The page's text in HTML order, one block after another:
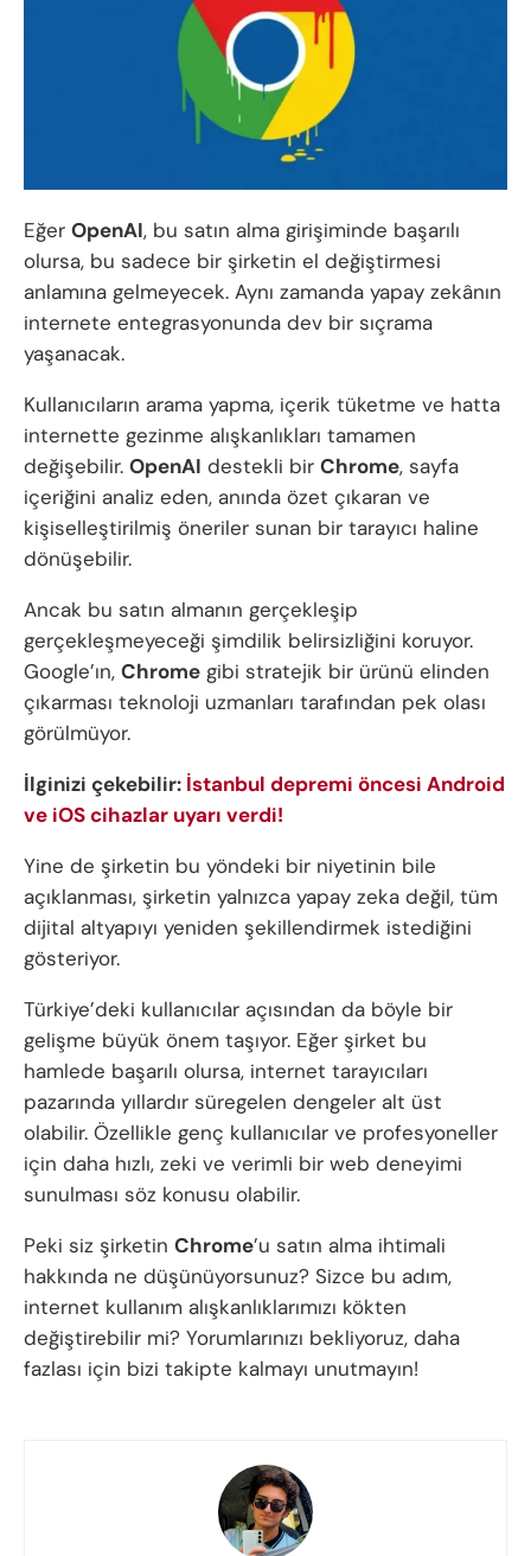
Eğer OpenAI, bu satın alma girişiminde başarılı
olursa, bu sadece bir şirketin el değiştirmesi
anlamına gelmeyecek. Aynı zamanda yapay zekânın
internete entegrasyonunda dev bir sıçrama
yaşanacak.
Kullanıcıların arama yapma, içerik tüketme ve hatta
internette gezinme alışkanlıkları tamamen
değişebilir. OpenAI destekli bir Chrome, sayfa
içeriğini analiz eden, anında özet çıkaran ve
kişiselleştirilmiş öneriler sunan bir tarayıcı haline
dönüşebilir.
Ancak bu satın almanın gerçekleşip
gerçekleşmeyeceği şimdilik belirsizliğini koruyor.
Google’ın, Chrome gibi stratejik bir ürünü elinden
çıkarması teknoloji uzmanları tarafından pek olası
görülmüyor.
İlginizi çekebilir: İstanbul depremi öncesi Android
ve iOS cihazlar uyarı verdi!
Yine de şirketin bu yöndeki bir niyetinin bile
açıklanması, şirketin yalnızca yapay zeka değil, tüm
dijital altyapıyı yeniden şekillendirmek istediğini
gösteriyor.
Türkiye’deki kullanıcılar açısından da böyle bir
gelişme büyük önem taşıyor. Eğer şirket bu
hamlede başarılı olursa, internet tarayıcıları
pazarında yıllardır süregelen dengeler alt üst
olabilir. Özellikle genç kullanıcılar ve profesyoneller
için daha hızlı, zeki ve verimli bir web deneyimi
sunulması söz konusu olabilir.
Peki siz şirketin Chrome’u satın alma ihtimali
hakkında ne düşünüyorsunuz? Sizce bu adım,
internet kullanım alışkanlıklarımızı kökten
değiştirebilir mi? Yorumlarınızı bekliyoruz, daha
fazlası için bizi takipte kalmayı unutmayın!